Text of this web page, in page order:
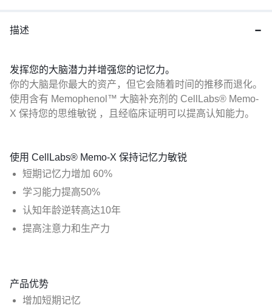
描述
发挥您的大脑潜力并增强您的记忆力。
你的大脑是你最大的资产，但它会随着时间的推移而退化。
使用含有 Memophenol™ 大脑补充剂的 CellLabs® Memo-
X 保持您的思维敏锐 ，且经临床证明可以提高认知能力。
使用 CellLabs® Memo-X 保持记忆力敏锐
短期记忆力增加 60%
学习能力提高50%
认知年龄逆转高达10年
提高注意力和生产力
产品优势
增加短期记忆